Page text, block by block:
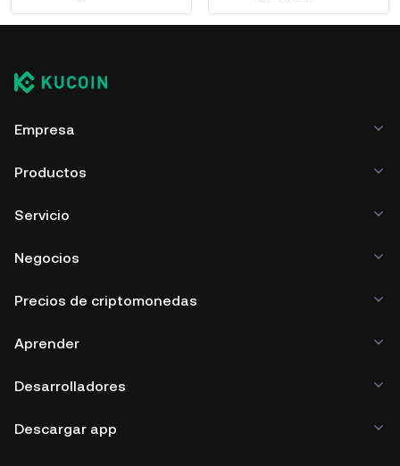
Empresa
Productos
Servicio
Negocios
Precios de criptomonedas
Aprender
Desarrolladores
Descargar app